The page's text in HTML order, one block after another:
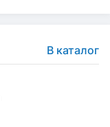
В каталог